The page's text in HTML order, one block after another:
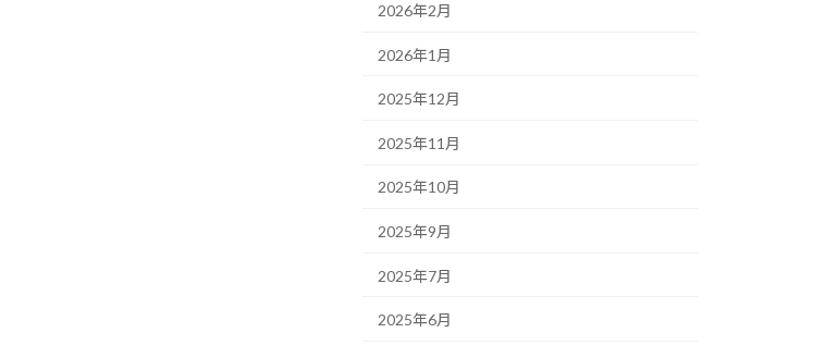
2026年2月
2026年1月
2025年12月
2025年11月
2025年10月
2025年9月
2025年7月
2025年6月